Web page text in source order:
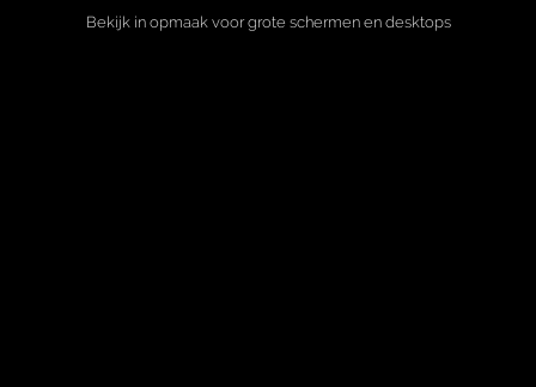
Bekijk in opmaak voor grote schermen en desktops